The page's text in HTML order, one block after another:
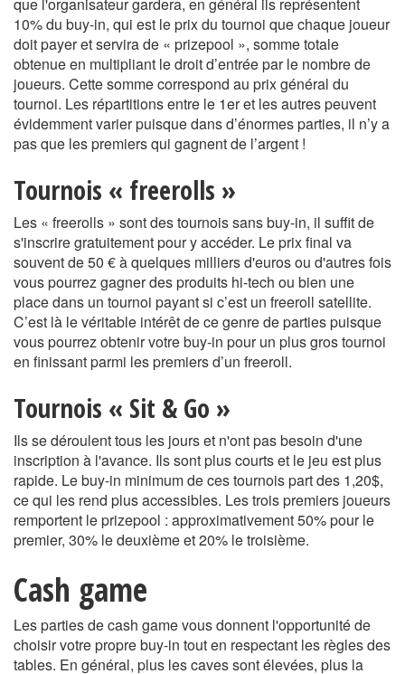
10% du buy-in, qui est le prix du tournoi que chaque joueur
doit payer et servira de « prizepool », somme totale
obtenue en multipliant le droit d’entrée par le nombre de
joueurs. Cette somme correspond au prix général du
tournoi. Les répartitions entre le 1er et les autres peuvent
évidemment varier puisque dans d’énormes parties, il n’y a
pas que les premiers qui gagnent de l’argent !
Tournois « freerolls »
Les « freerolls » sont des tournois sans buy-in, il suffit de
s'inscrire gratuitement pour y accéder. Le prix final va
souvent de 50 € à quelques milliers d'euros ou d'autres fois
vous pourrez gagner des produits hi-tech ou bien une
place dans un tournoi payant si c’est un freeroll satellite.
C’est là le véritable intérêt de ce genre de parties puisque
vous pourrez obtenir votre buy-in pour un plus gros tournoi
en finissant parmi les premiers d’un freeroll.
Tournois « Sit & Go »
Ils se déroulent tous les jours et n'ont pas besoin d'une
inscription à l'avance. Ils sont plus courts et le jeu est plus
rapide. Le buy-in minimum de ces tournois part des 1,20$,
ce qui les rend plus accessibles. Les trois premiers joueurs
remportent le prizepool : approximativement 50% pour le
premier, 30% le deuxième et 20% le troisième.
Cash game
Les parties de cash game vous donnent l'opportunité de
choisir votre propre buy-in tout en respectant les règles des
tables. En général, plus les caves sont élevées, plus la